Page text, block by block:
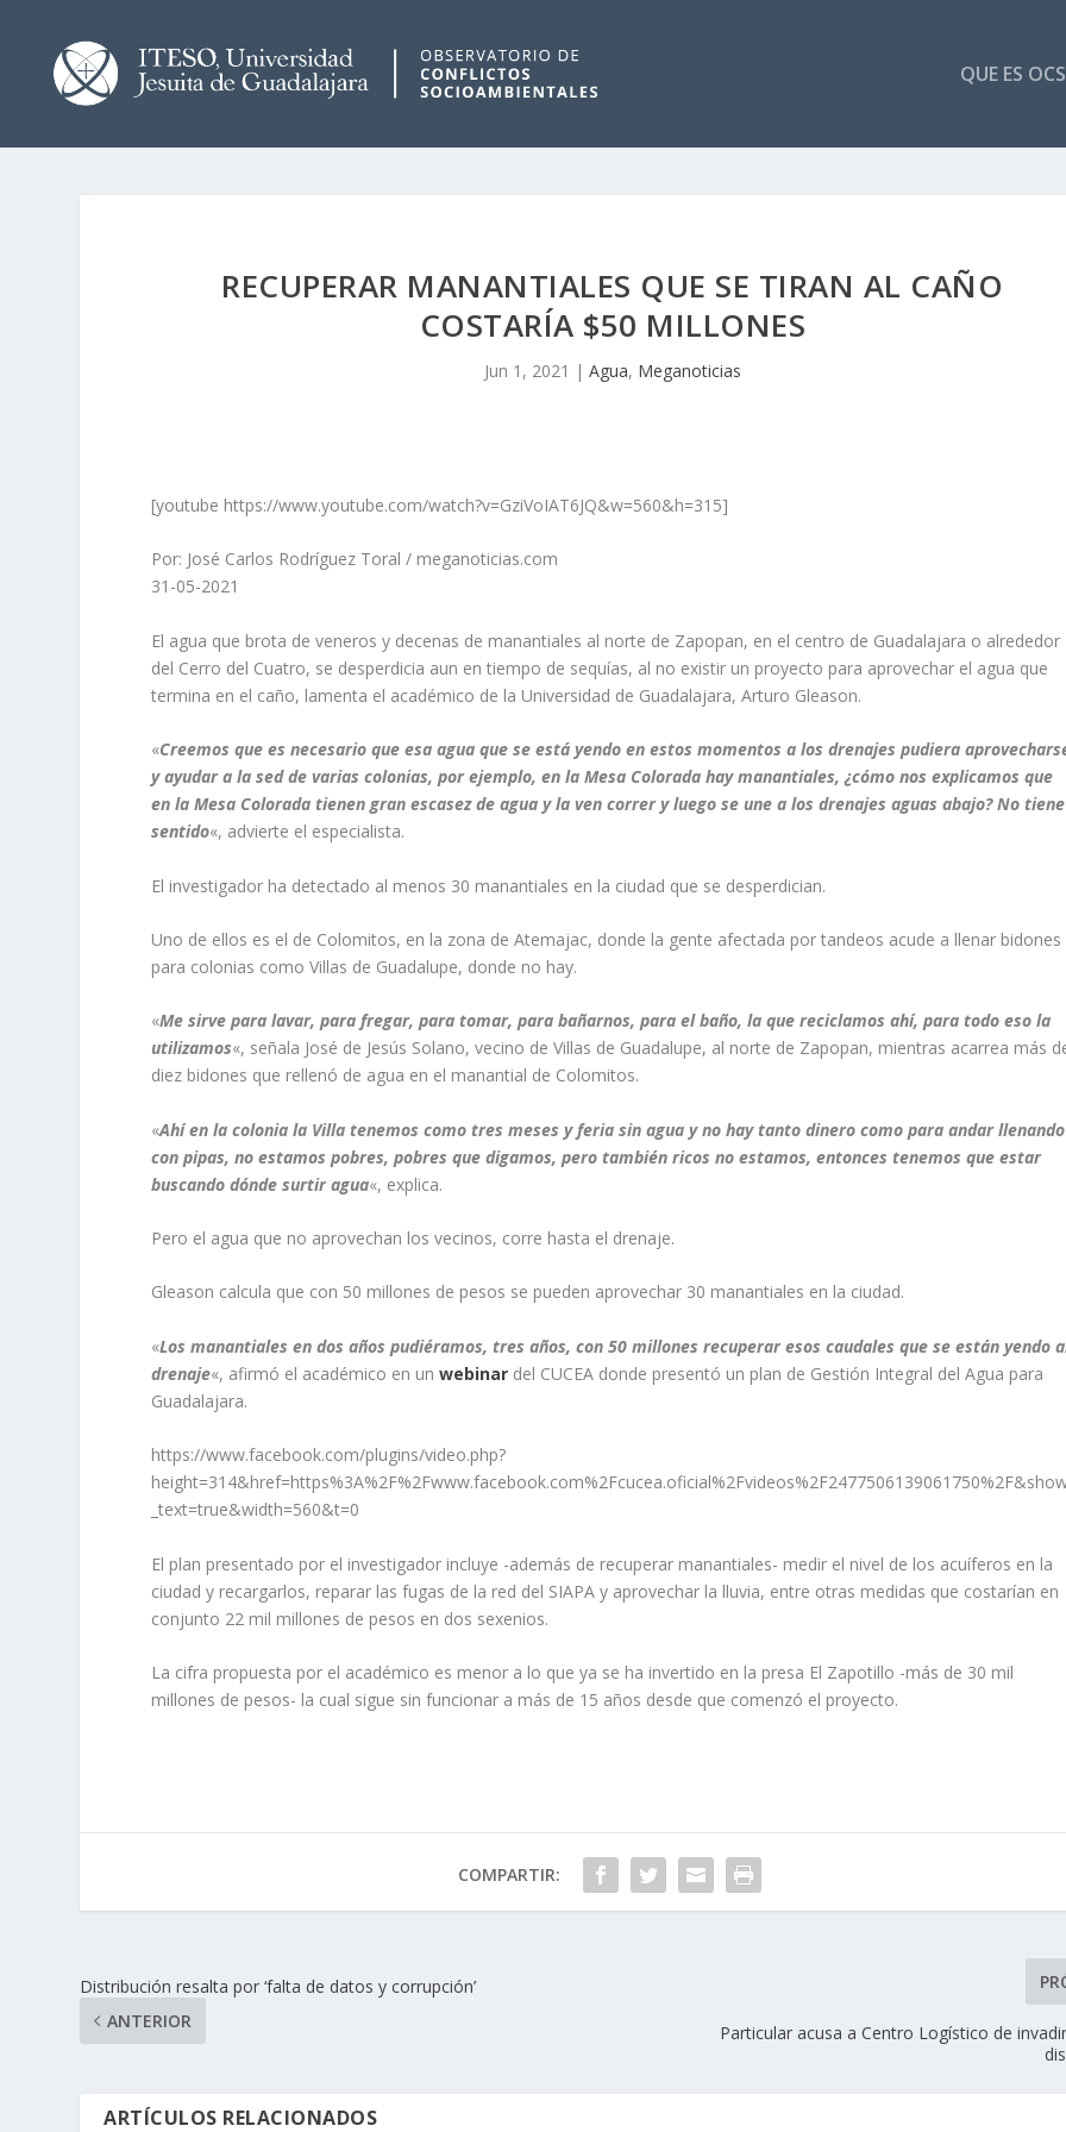
QUE ES
RECUPERAR MANANTIALES QUE SE TIRAN AL CAÑO
COSTARÍA $50 MILLONES
Jun 1, 2021 | Agua, Meganoticias
[youtube https://www.youtube.com/watch?v=GziVoIAT6JQ&w=560&h=315]
Por: José Carlos Rodríguez Toral / meganoticias.com
31-05-2021
El agua que brota de veneros y decenas de manantiales al norte de Zapopan, en el centro de Guadalajara o alrededor
del Cerro del Cuatro, se desperdicia aun en tiempo de sequías, al no existir un proyecto para aprovechar el agua que
termina en el caño, lamenta el académico de la Universidad de Guadalajara, Arturo Gleason.
«Creemos que es necesario que esa agua que se está yendo en estos momentos a los drenajes pudiera
y ayudar a la sed de varias colonias, por ejemplo, en la Mesa Colorada hay manantiales, ¿cómo nos explicamos que
en la Mesa Colorada tienen gran escasez de agua y la ven correr y luego se une a los drenajes aguas abajo? No tiene
sentido«, advierte el especialista.
El investigador ha detectado al menos 30 manantiales en la ciudad que se desperdician.
Uno de ellos es el de Colomitos, en la zona de Atemajac, donde la gente afectada por tandeos acude a llenar bidones
para colonias como Villas de Guadalupe, donde no hay.
«Me sirve para lavar, para fregar, para tomar, para bañarnos, para el baño, la que reciclamos ahí, para todo eso la
utilizamos«, señala José de Jesús Solano, vecino de Villas de Guadalupe, al norte de Zapopan, mientras acarrea más
diez bidones que rellenó de agua en el manantial de Colomitos.
«Ahí en la colonia la Villa tenemos como tres meses y feria sin agua y no hay tanto dinero como para andar llenando
con pipas, no estamos pobres, pobres que digamos, pero también ricos no estamos, entonces tenemos que estar
buscando dónde surtir agua«, explica.
Pero el agua que no aprovechan los vecinos, corre hasta el drenaje.
Gleason calcula que con 50 millones de pesos se pueden aprovechar 30 manantiales en la ciudad.
«Los manantiales en dos años pudiéramos, tres años, con 50 millones recuperar esos caudales que se están yendo
drenaje«, afirmó el académico en unwebinar del CUCEA donde presentó un plan de Gestión Integral del Agua para
Guadalajara.
https://www.facebook.com/plugins/video.php?
_text=true&width=560&t=0
El plan presentado por el investigador incluye -además de recuperar manantiales- medir el nivel de los acuíferos en la
ciudad y recargarlos, reparar las fugas de la red del SIAPA y aprovechar la lluvia, entre otras medidas que costarían en
conjunto 22 mil millones de pesos en dos sexenios.
La cifra propuesta por el académico es menor a lo que ya se ha invertido en la presa El Zapotillo -más de 30 mil
millones de pesos- la cual sigue sin funcionar a más de 15 años desde que comenzó el proyecto.
COMPARTIR:
Distribución resalta por ‘falta de datos y corrupción’
ANTERIOR
Particular acusa a Centro Logístico de
ARTÍCULOS RELACIONADOS